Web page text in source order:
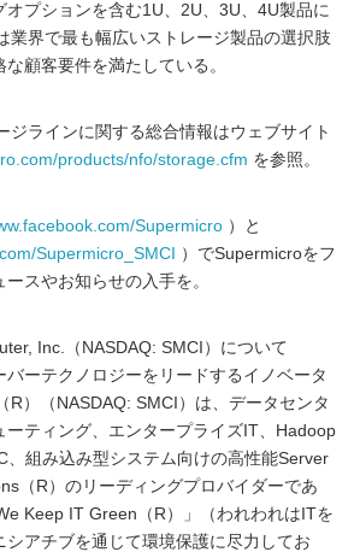
オプションを含む1U、2U、3U、4U製品に
業界で最も幅広いストレージ製品の選択肢
顧客要件を満たしている。
ジラインに関する総合情報はウェブサイト
products/nfo/storage.cfm を参照。
Supermicro ）と
Supermicro_SMCI
）でSupermicroをフ
スやお知らせの入手を。
Inc.（NASDAQ: SMCI）について
ーテクノロジーをリードするイノベータ
R）（NASDAQ: SMCI）は、データセンタ
ーティング、エンタープライズIT、Hadoop
、組み込み型システム向けの高性能Server
（R）のリーディングプロバイダーであ
Keep IT Green（R）」（われわれはITを
シアチブを通じて環境保護に尽力してお